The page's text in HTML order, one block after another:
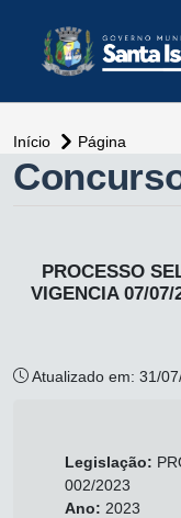
Início Página
PROCESSO
VIGENCIA 07/07/
Atualizado em: 31/
Legislação:
002/2023
Ano: 2023